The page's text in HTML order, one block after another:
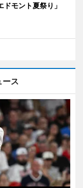
ドモント夏祭り」
ース